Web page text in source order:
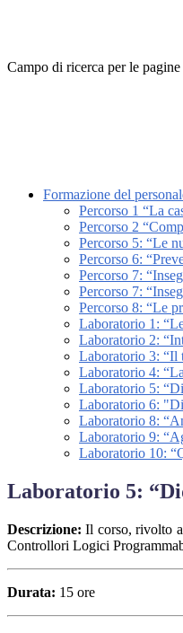
Campo di ricerca per le
Formazione del
Percorso 1 “La
Percorso 2
Percorso 5: “Le
Percorso 6:
Percorso 7:
Percorso 7:
Percorso 8: “Le
Laboratorio 1:
Laboratorio 2:
Laboratorio 3: “Il
Laboratorio 4:
Laboratorio 5:
Laboratorio 6:
Laboratorio 8:
Laboratorio 9:
Laboratorio 10:
Laboratorio 5:
Descrizione: Il corso, rivolto a
Controllori Logici
Durata: 15 ore